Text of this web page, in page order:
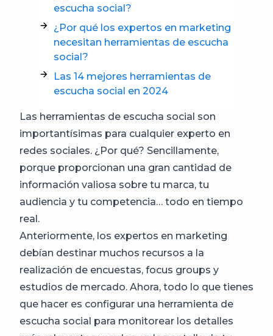
escucha social?
¿Por qué los expertos en marketing
necesitan herramientas de escucha
social?
Las 14 mejores herramientas de
escucha social en 2024
Las herramientas de escucha social son
importantísimas para cualquier experto en
redes sociales. ¿Por qué? Sencillamente,
porque proporcionan una gran cantidad de
información valiosa sobre tu marca, tu
audiencia y tu competencia… todo en tiempo
real.
Anteriormente, los expertos en marketing
debían destinar muchos recursos a la
realización de encuestas, focus groups y
estudios de mercado. Ahora, todo lo que tienes
que hacer es configurar una herramienta de
escucha social para monitorear los detalles